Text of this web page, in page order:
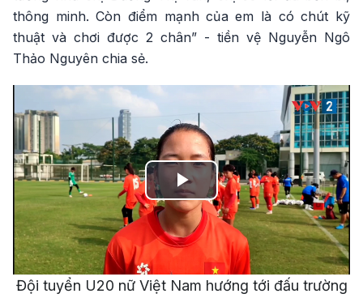
thông minh. Còn điểm mạnh của em là có chút kỹ
thuật và chơi được 2 chân” - tiền vệ Nguyễn Ngô
Thảo Nguyên chia sẻ.
Play
Video
Đội tuyển U20 nữ Việt Nam hướng tới đấu trường